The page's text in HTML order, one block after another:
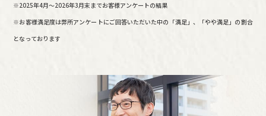
※2025年4月～2026年3月末までお客様アンケートの結果
※お客様満足度は弊所アンケートにご回答いただいた中の「満足」、「やや満足」の割合
となっております